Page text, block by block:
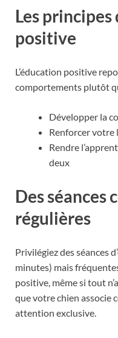
Les principes
positive
L’éducation positive
comportements plutôt
Développer la
Renforcer votre
Rendre
deux
Des séances
régulières
Privilégiez des séances
minutes) mais
positive, même si tout
que votre chien associe
attention exclusive.